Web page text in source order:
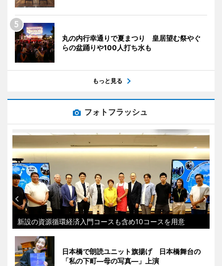
丸の内行幸通りで夏まつり 皇居望む祭やぐ
らの盆踊りや100人打ち水も
もっと見る
フォトフラッシュ
新設の資源循環経済入門コースも含め10コースを用意
日本橋で朗読ユニット旗揚げ 日本橋舞台の
「私の下町―母の写真―」上演